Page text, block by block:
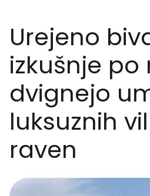
Urejeno
izkušnje po
dvignejo
luksuznih
raven